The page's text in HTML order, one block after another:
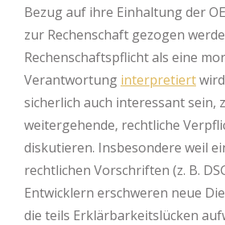
Bezug auf ihre Einhaltung der
zur Rechenschaft gezogen
Rechenschaftspflicht als eine
Verantwortung interpretiert
sicherlich auch interessant sein,
weitergehende, rechtliche
diskutieren. Insbesondere weil
rechtlichen Vorschriften (z. B.
Entwicklern erschweren neue
die teils Erklärbarkeitslücken